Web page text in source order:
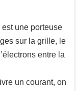
est une porteuse
sur la grille, le
entre la
un courant, on